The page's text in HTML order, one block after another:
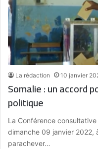
La rédaction 10 janvier
Somalie : un accord
politique
La Conférence
dimanche 09 janvier 2022,
parachever…